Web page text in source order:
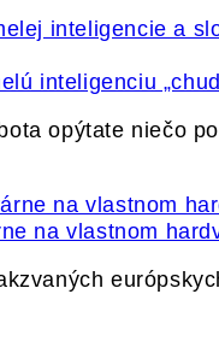
inteligenciu
opýtate niečo
na vlastnom